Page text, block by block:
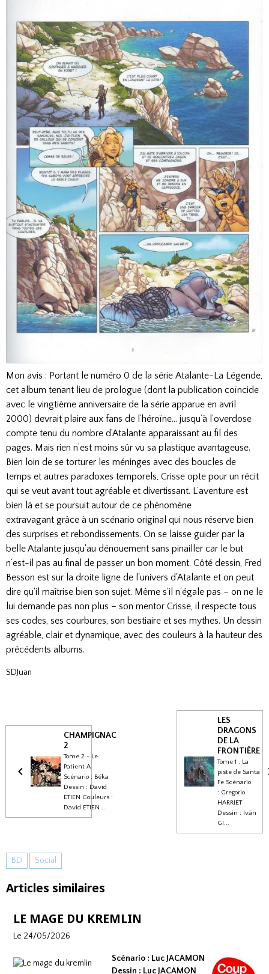
Mon avis : Portant le numéro 0 de la série Atalante-La Légende,
cet album tenant lieu de prologue (dont la publication coïncide
avec le vingtième anniversaire de la série apparue en avril
2000) devrait plaire aux fans de l’héroïne… jusqu’à l’overdose
compte tenu du nombre d’Atalante apparaissant au fil des
pages. Mais rien n’est moins sûr vu sa plastique avantageuse.
Bien loin de se torturer les méninges avec des boucles de
temps et autres paradoxes temporels, Crisse opte pour un récit
qui se veut avant tout agréable et divertissant. L’aventure est
bien là et se poursuit autour de ce phénomène
extravagant grâce à un scénario original qui nous réserve bien
des surprises et rebondissements. On se laisse guider par la
belle Atalante jusqu'au dénouement sans pinailler car le but
n’est-il pas au final de passer un bon moment. Côté dessin, Fred
Besson est sur la droite ligne de l'univers d'Atalante et on peut
dire qu'il maîtrise bien son sujet. Même s'il n'égale pas – on ne le
lui demande pas non plus – son mentor Crisse, il respecte tous
ses codes, ses courbures, son bestiaire et ses mythes. Un dessin
agréable, clair et dynamique, avec des couleurs à la hauteur des
précédents albums.
SDJuan
CHAMPIGNAC
2
Tome 2 - Le
Patient A
Scénario : Béka
Dessin : David
ETIEN Couleurs :
David ETIEN ...
LES
DRAGONS
DE LA
FRONTIÈRE
Tome 1 . La
piste de Santa
Fe Scénario
: Gregorio
HARRIET
Dessin : Iván
GI...
BD Social
Articles similaires
LE MAGE DU KREMLIN
Le 24/05/2026
Scénario : Luc JACAMON
Dessin : Luc JACAMON